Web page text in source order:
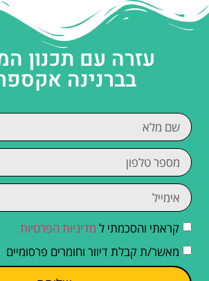
עזרה עם תכנון
בברנינה
קראתי והסכמתי ל מדיניות הפרטיות
מאשר/ת קבלת דיוור וחומרים פרסומיים